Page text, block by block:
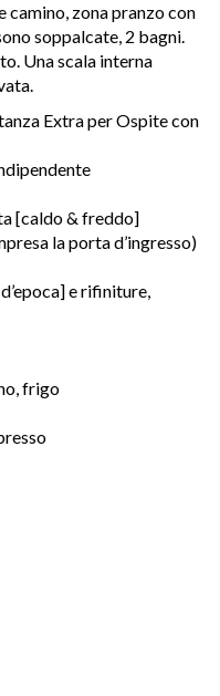
camino, zona pranzo con
soppalcate, 2 bagni.
Una scala interna
Extra per Ospite con
[caldo & freddo]
la porta d’ingresso)
e rifiniture,
frigo